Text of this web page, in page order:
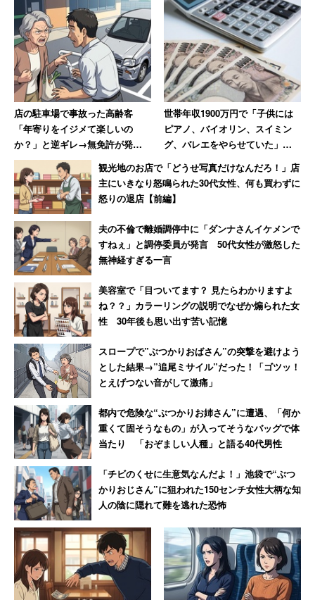
店の駐車場で事故った高齢客
「年寄りをイジメて楽しいの
か？」と逆ギレ→無免許が発覚
し警察に連行された結果「慰謝
料払え」
世帯年収1900万円で「子供には
ピアノ、バイオリン、スイミン
グ、バレエをやらせていた」と
語る50代女性
観光地のお店で「どうせ写真だけなんだろ！」店
主にいきなり怒鳴られた30代女性、何も買わずに
怒りの退店【前編】
夫の不倫で離婚調停中に「ダンナさんイケメンで
すねぇ」と調停委員が発言 50代女性が激怒した
無神経すぎる一言
美容室で「目ついてます？ 見たらわかりますよ
ね？？」カラーリングの説明でなぜか煽られた女
性 30年後も思い出す苦い記憶
スロープで”ぶつかりおばさん”の突撃を避けよう
とした結果→”追尾ミサイル”だった！「ゴツッ！
とえげつない音がして激痛」
都内で危険な“ぶつかりお姉さん”に遭遇、「何か
重くて固そうなもの」が入ってそうなバッグで体
当たり 「おぞましい人種」と語る40代男性
「チビのくせに生意気なんだよ！」池袋で“ぶつ
かりおじさん”に狙われた150センチ女性大柄な知
人の陰に隠れて難を逃れた恐怖